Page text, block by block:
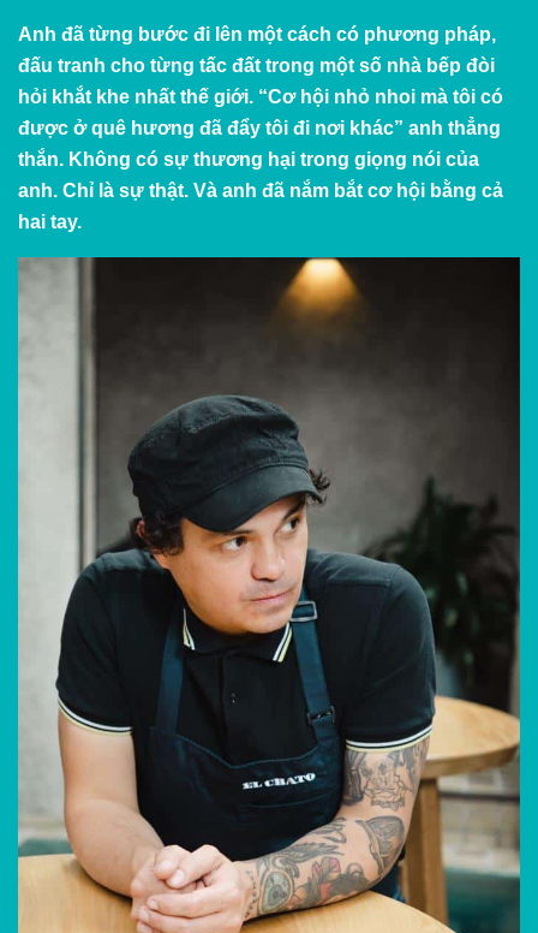
Anh đã từng bước đi lên một cách có phương pháp,
đấu tranh cho từng tấc đất trong một số nhà bếp đòi
hỏi khắt khe nhất thế giới. “Cơ hội nhỏ nhoi mà tôi có
được ở quê hương đã đẩy tôi đi nơi khác” anh thẳng
thắn. Không có sự thương hại trong giọng nói của
anh. Chỉ là sự thật. Và anh đã nắm bắt cơ hội bằng cả
hai tay.